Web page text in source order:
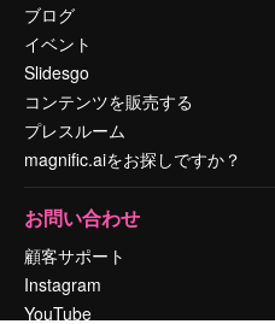
ブログ
イベント
Slidesgo
コンテンツを販売する
プレスルーム
magnific.aiをお探しですか？
お問い合わせ
顧客サポート
Instagram
YouTube